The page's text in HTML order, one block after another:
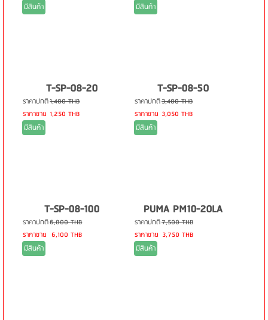
มีสินค้า
มีสินค้า
T-SP-08-20
ราคาปกติ1,400 THB
ราคาขาย 1,250 THB
มีสินค้า
T-SP-08-50
ราคาปกติ3,400 THB
ราคาขาย 3,050 THB
มีสินค้า
T-SP-08-100
ราคาปกติ6,800 THB
ราคาขาย 6,100 THB
มีสินค้า
PUMA PM10-20LA
ราคาปกติ7,500 THB
ราคาขาย 3,750 THB
มีสินค้า